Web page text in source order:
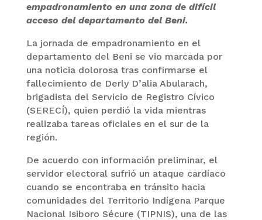
empadronamiento en una zona de difícil
acceso del departamento del Beni.
La jornada de empadronamiento en el
departamento del Beni se vio marcada por
una noticia dolorosa tras confirmarse el
fallecimiento de Derly D’alia Abularach,
brigadista del Servicio de Registro Cívico
(SERECÍ), quien perdió la vida mientras
realizaba tareas oficiales en el sur de la
región.
De acuerdo con información preliminar, el
servidor electoral sufrió un ataque cardíaco
cuando se encontraba en tránsito hacia
comunidades del Territorio Indígena Parque
Nacional Isiboro Sécure (TIPNIS), una de las